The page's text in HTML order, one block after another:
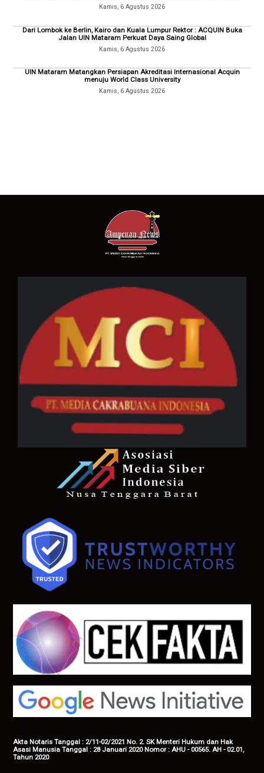
Kamis, 6 Agustus 2026
Dari Lombok ke Berlin, Kairo dan Kuala Lumpur Rektor : ACQUIN Buka
Jalan UIN Mataram Perkuat Daya Saing Global
Kamis, 6 Agustus 2026
UIN Mataram Matangkan Persiapan Akreditasi Internasional Acquin
menuju World Class University
Kamis, 6 Agustus 2026
Akta Notaris Tanggal : 2/11-02/2021 No. 2. SK Menteri Hukum dan Hak
Asasi Manusia Tanggal : 28 Januari 2020 Nomor : AHU - 00565. AH - 02.01,
Tahun 2020